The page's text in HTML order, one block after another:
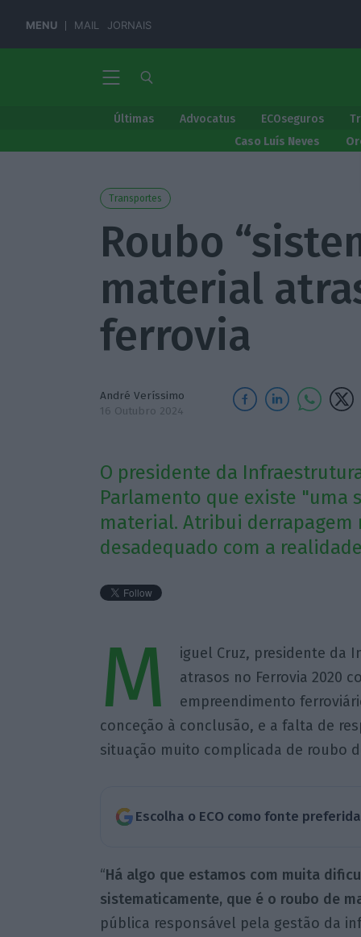
MENU MAIL JORNAIS
Últimas Advocatus ECOseguros
Caso Luís Neves
Transportes
Roubo
material
ferrovia
André Veríssimo
16 Outubro 2024
O presidente da
Parlamento que existe "uma
material. Atribui derrapagem
desadequado com a
M
iguel Cruz, presidente da
atrasos no Ferrovia 2020
empreendimento
conceção à conclusão, e a falta de
situação muito complicada de roubo
Escolha o ECO como fonte
“Há algo que estamos com muita
sistematicamente, que é o roubo de
pública responsável pela gestão da